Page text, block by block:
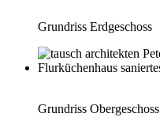
Grundriss Erdgeschoss
Grundriss Obergeschoss